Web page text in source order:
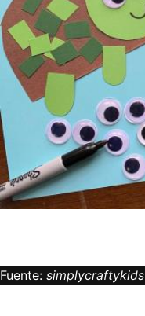
Fuente: simplycraftykids